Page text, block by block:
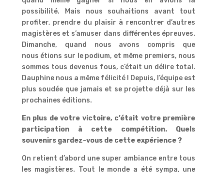
possibilité. Mais nous souhaitions avant tout
profiter, prendre du plaisir à rencontrer d’autres
magistères et s’amuser dans différentes épreuves.
Dimanche, quand nous avons compris que
nous étions sur le podium, et même premiers, nous
sommes tous devenus fous, c’était un délire total.
Dauphine nous a même félicité ! Depuis, l’équipe est
plus soudée que jamais et se projette déjà sur les
prochaines éditions.
En plus de votre victoire, c’était votre première
participation à cette compétition. Quels
souvenirs gardez-vous de cette expérience ?
On retient d’abord une super ambiance entre tous
les magistères. Tout le monde a été sympa, une